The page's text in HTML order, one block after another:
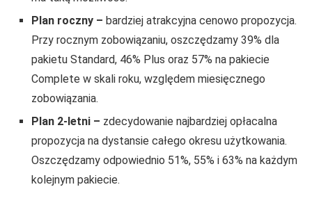
Plan roczny – bardziej atrakcyjna cenowo propozycja.
Przy rocznym zobowiązaniu, oszczędzamy 39% dla
pakietu Standard, 46% Plus oraz 57% na pakiecie
Complete w skali roku, względem miesięcznego
zobowiązania.
Plan 2-letni – zdecydowanie najbardziej opłacalna
propozycja na dystansie całego okresu użytkowania.
Oszczędzamy odpowiednio 51%, 55% i 63% na każdym
kolejnym pakiecie.